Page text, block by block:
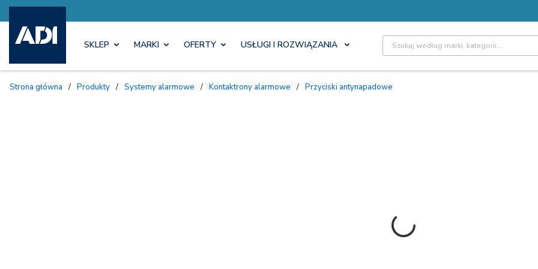
SKLEP MARKI OFERTY USŁUGI I ROZWIĄZANIA Site Search
Strona główna / Produkty / Systemy alarmowe / Kontaktrony alarmowe / Przyciski antynapadowe